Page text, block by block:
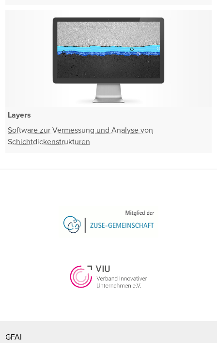
Layers
Software zur Vermessung und Analyse von
Schichtdickenstrukturen
GFAI